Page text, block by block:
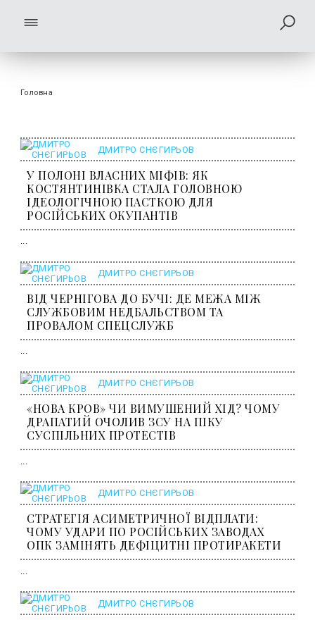
Головна
ДМИТРО СНЄГИРЬОВ
У ПОЛОНІ ВЛАСНИХ МІФІВ: ЯК
КОСТЯНТИНІВКА СТАЛА ГОЛОВНОЮ
ІДЕОЛОГІЧНОЮ ПАСТКОЮ ДЛЯ
РОСІЙСЬКИХ ОКУПАНТІВ
...
ДМИТРО СНЄГИРЬОВ
ВІД ЧЕРНІГОВА ДО БУЧІ: ДЕ МЕЖА МІЖ
СЛУЖБОВИМ НЕДБАЛЬСТВОМ ТА
ПРОВАЛОМ СПЕЦСЛУЖБ
...
ДМИТРО СНЄГИРЬОВ
«НОВА КРОВ» ЧИ ВИМУШЕНИЙ ХІД? ЧОМУ
ДРАПАТИЙ ОЧОЛИВ ЗСУ НА ПІКУ
СУСПІЛЬНИХ ПРОТЕСТІВ
ДМИТРО СНЄГИРЬОВ
СТРАТЕГІЯ АСИМЕТРИЧНОЇ ВІДПЛАТИ:
ЧОМУ УДАРИ ПО РОСІЙСЬКИХ ЗАВОДАХ
ОПК ЗАМІНЯТЬ ДЕФІЦИТНІ ПРОТИРАКЕТИ
ДМИТРО СНЄГИРЬОВ